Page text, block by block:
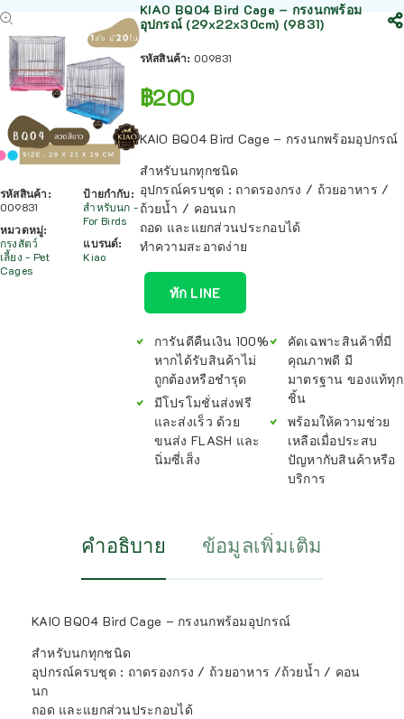
รหัสสินค้า:
009831
หมวดหมู่:
กรงสัตว์
เลี้ยง - Pet
Cages
ป้ายกำกับ:
สำหรับนก -
For Birds
แบรนด์:
Kiao
KIAO BQ04 Bird Cage – กรงนกพร้อม
อุปกรณ์ (29x22x30cm) (9831)
รหัสสินค้า: 009831
฿200
KAIO BQ04 Bird Cage – กรงนกพร้อมอุปกรณ์
สำหรับนกทุกชนิด
อุปกรณ์ครบชุด : ถาดรองกรง / ถ้วยอาหาร /
ถ้วยน้ำ / คอนนก
ถอด และแยกส่วนประกอบได้
ทำความสะอาดง่าย
ทัก LINE
การันตีคืนเงิน 100%
หากได้รับสินค้าไม่
ถูกต้องหรือชำรุด
มีโปรโมชั่นส่งฟรี
และส่งเร็ว ด้วย
ขนส่ง FLASH และ
นิ่มซี่เส็ง
คัดเฉพาะสินค้าที่มี
คุณภาพดี มี
มาตรฐาน ของแท้ทุก
ชิ้น
พร้อมให้ความช่วย
เหลือเมื่อประสบ
ปัญหากับสินค้าหรือ
บริการ
คำอธิบาย ข้อมูลเพิ่มเติม
KAIO BQ04 Bird Cage – กรงนกพร้อมอุปกรณ์
สำหรับนกทุกชนิด
อุปกรณ์ครบชุด : ถาดรองกรง / ถ้วยอาหาร /ถ้วยน้ำ / คอน
นก
ถอด และแยกส่วนประกอบได้